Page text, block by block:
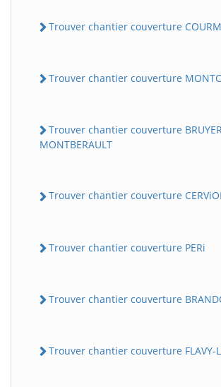
Trouver chantier couverture
Trouver chantier couverture
Trouver chantier couverture
MONTBERAULT
Trouver chantier couverture
Trouver chantier couverture PERi
Trouver chantier couverture
Trouver chantier couverture FLAVY-